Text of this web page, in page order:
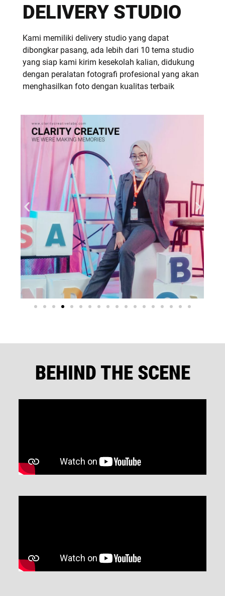
DELIVERY STUDIO
Kami memiliki delivery studio yang dapat
dibongkar pasang, ada lebih dari 10 tema studio
yang siap kami kirim kesekolah kalian, didukung
dengan peralatan fotografi profesional yang akan
menghasilkan foto dengan kualitas terbaik
BEHIND THE SCENE